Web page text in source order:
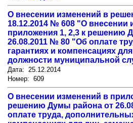
О внесении изменений в
18.12.2014 № 608 "О внесении
приложения 1, 2,3 к решению
26.08.2011 № 80 "Об оплате
гарантиях и компенсациях
должности муниципальной
Дата: 25.12.2014
Номер: 609
О внесении изменений в
решению Думы района от
оплате труда,